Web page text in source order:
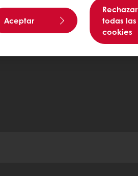
Aceptar
Rechazar
todas las
cookies